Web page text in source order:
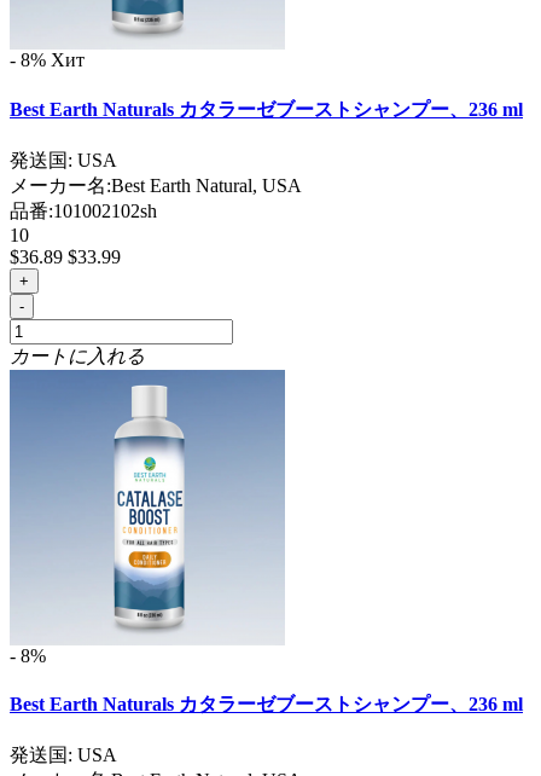
- 8% Хит
Best Earth Naturals カタラーゼブーストシャンプー、236 ml
発送国: USA
メーカー名:Best Earth Natural, USA
品番:101002102sh
10
$36.89 $33.99
+
-
カートに入れる
- 8%
Best Earth Naturals カタラーゼブーストシャンプー、236 ml
発送国: USA